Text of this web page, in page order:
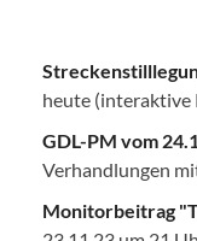
heute (interaktive
GDL-PM vom
Verhandlungen
Monitorbeitrag